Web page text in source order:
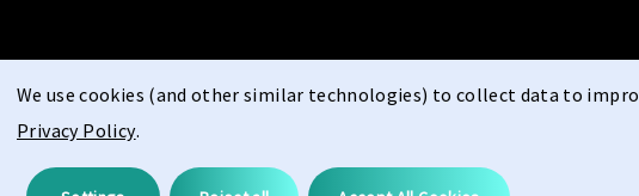
© 2026 PPEEQQ |Plan du site
We use cookies (and other similar technologies) to collect data to
Privacy Policy.